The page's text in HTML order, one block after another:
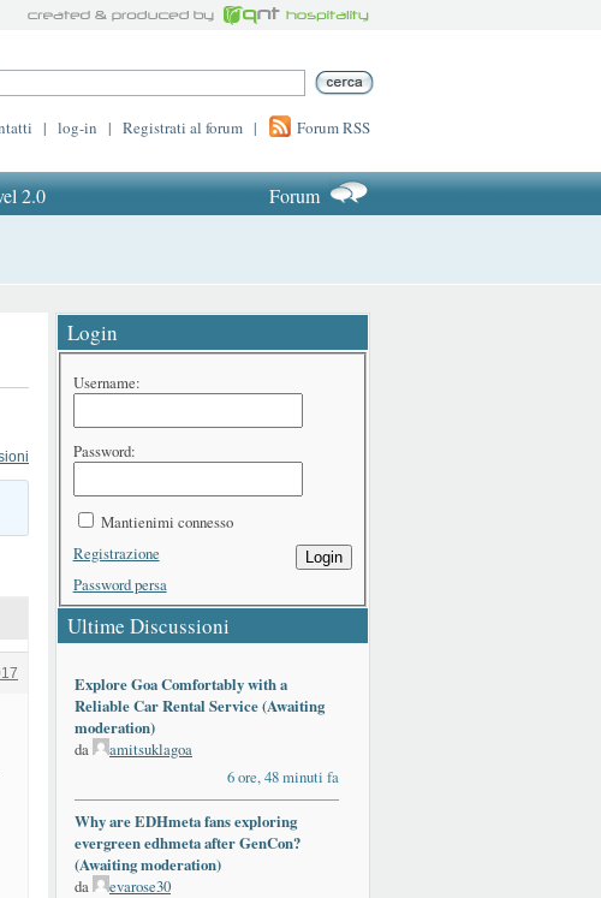
| log-in | Registrati al forum | Forum RSS
2.0 Forum
Login
Username:
Password:
Mantienimi connesso
Login
Registrazione
Password persa
Ultime Discussioni
Explore Goa Comfortably with a
Reliable Car Rental Service (Awaiting
moderation)
da
amitsuklagoa
6 ore, 48 minuti fa
Why are EDHmeta fans exploring
evergreen edhmeta after GenCon?
(Awaiting moderation)
da
evarose30